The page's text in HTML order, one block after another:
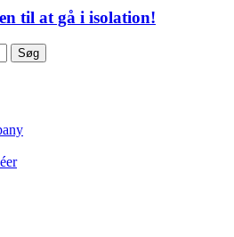
til at gå i isolation!